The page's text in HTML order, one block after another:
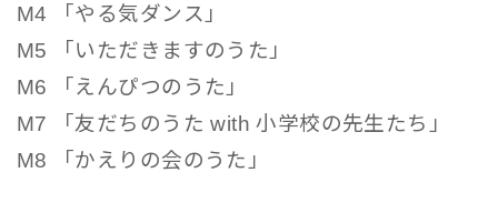
M4 「やる気ダンス」
M5 「いただきますのうた」
M6 「えんぴつのうた」
M7 「友だちのうた with 小学校の先生たち」
M8 「かえりの会のうた」